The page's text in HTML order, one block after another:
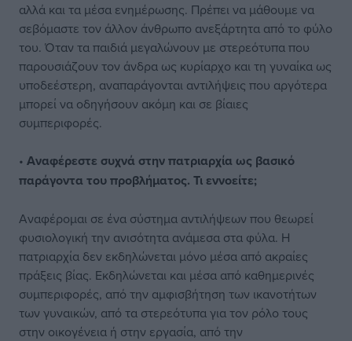
αλλά και τα μέσα ενημέρωσης. Πρέπει να μάθουμε να
σεβόμαστε τον άλλον άνθρωπο ανεξάρτητα από το φύλο
του. Όταν τα παιδιά μεγαλώνουν με στερεότυπα που
παρουσιάζουν τον άνδρα ως κυρίαρχο και τη γυναίκα ως
υποδεέστερη, αναπαράγονται αντιλήψεις που αργότερα
μπορεί να οδηγήσουν ακόμη και σε βίαιες
συμπεριφορές.
• Αναφέρεστε συχνά στην πατριαρχία ως βασικό
παράγοντα του προβλήματος. Τι εννοείτε;
Αναφέρομαι σε ένα σύστημα αντιλήψεων που θεωρεί
φυσιολογική την ανισότητα ανάμεσα στα φύλα. Η
πατριαρχία δεν εκδηλώνεται μόνο μέσα από ακραίες
πράξεις βίας. Εκδηλώνεται και μέσα από καθημερινές
συμπεριφορές, από την αμφισβήτηση των ικανοτήτων
των γυναικών, από τα στερεότυπα για τον ρόλο τους
στην οικογένεια ή στην εργασία, από την